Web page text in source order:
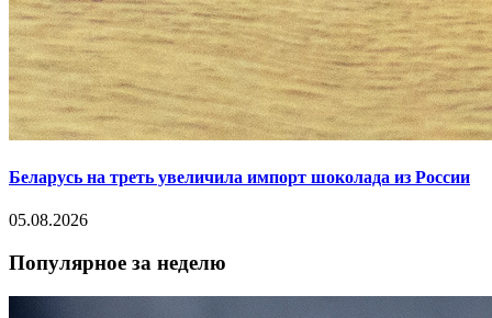
Беларусь на треть увеличила импорт шоколада из России
05.08.2026
Популярное за неделю